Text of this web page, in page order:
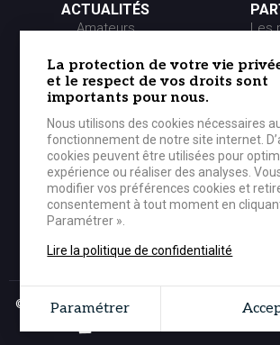
ACTUALITÉS
Amateurs
Presse
Partenaires
Les
Les
LE CLUB
Historique
Organigramme
BOUTIQUE OFFICIELLE
© 2026 CEP Lorient Basket-Ball - Tous droits
La protection de votre vie
et le respect de vos droits sont
importants pour nous.
Nous utilisons des cookies nécessaires
fonctionnement de notre site internet.
cookies peuvent être utilisées pour
expérience ou réaliser des analyses.
modifier vos préférences cookies et
consentement à tout moment en
Paramétrer ».
Lire la politique de confidentialité
Paramétrer